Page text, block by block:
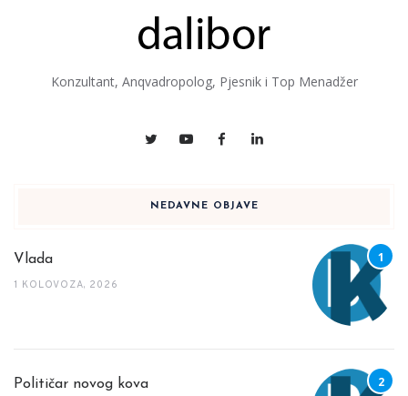
Konzultant, Anqvadropolog, Pjesnik i Top Menadžer
NEDAVNE OBJAVE
Vlada
1 KOLOVOZA, 2026
Političar novog kova